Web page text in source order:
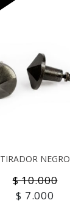
TIRADOR NEGRO
$ 10.000
$ 7.000